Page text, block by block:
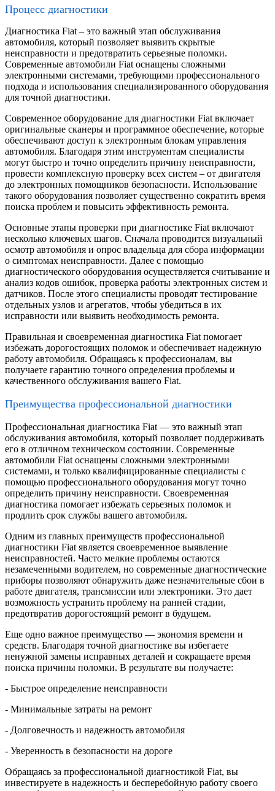
Процесс диагностики
Диагностика Fiat – это важный этап обслуживания
автомобиля, который позволяет выявить скрытые
неисправности и предотвратить серьезные поломки.
Современные автомобили Fiat оснащены сложными
электронными системами, требующими профессионального
подхода и использования специализированного оборудования
для точной диагностики.
Современное оборудование для диагностики Fiat включает
оригинальные сканеры и программное обеспечение, которые
обеспечивают доступ к электронным блокам управления
автомобиля. Благодаря этим инструментам специалисты
могут быстро и точно определить причину неисправности,
провести комплексную проверку всех систем – от двигателя
до электронных помощников безопасности. Использование
такого оборудования позволяет существенно сократить время
поиска проблем и повысить эффективность ремонта.
Основные этапы проверки при диагностике Fiat включают
несколько ключевых шагов. Сначала проводится визуальный
осмотр автомобиля и опрос владельца для сбора информации
о симптомах неисправности. Далее с помощью
диагностического оборудования осуществляется считывание и
анализ кодов ошибок, проверка работы электронных систем и
датчиков. После этого специалисты проводят тестирование
отдельных узлов и агрегатов, чтобы убедиться в их
исправности или выявить необходимость ремонта.
Правильная и своевременная диагностика Fiat помогает
избежать дорогостоящих поломок и обеспечивает надежную
работу автомобиля. Обращаясь к профессионалам, вы
получаете гарантию точного определения проблемы и
качественного обслуживания вашего Fiat.
Преимущества профессиональной диагностики
Профессиональная диагностика Fiat — это важный этап
обслуживания автомобиля, который позволяет поддерживать
его в отличном техническом состоянии. Современные
автомобили Fiat оснащены сложными электронными
системами, и только квалифицированные специалисты с
помощью профессионального оборудования могут точно
определить причину неисправности. Своевременная
диагностика помогает избежать серьезных поломок и
продлить срок службы вашего автомобиля.
Одним из главных преимуществ профессиональной
диагностики Fiat является своевременное выявление
неисправностей. Часто мелкие проблемы остаются
незамеченными водителем, но современные диагностические
приборы позволяют обнаружить даже незначительные сбои в
работе двигателя, трансмиссии или электроники. Это дает
возможность устранить проблему на ранней стадии,
предотвратив дорогостоящий ремонт в будущем.
Еще одно важное преимущество — экономия времени и
средств. Благодаря точной диагностике вы избегаете
ненужной замены исправных деталей и сокращаете время
поиска причины поломки. В результате вы получаете:
- Быстрое определение неисправности
- Минимальные затраты на ремонт
- Долговечность и надежность автомобиля
- Уверенность в безопасности на дороге
Обращаясь за профессиональной диагностикой Fiat, вы
инвестируете в надежность и бесперебойную работу своего